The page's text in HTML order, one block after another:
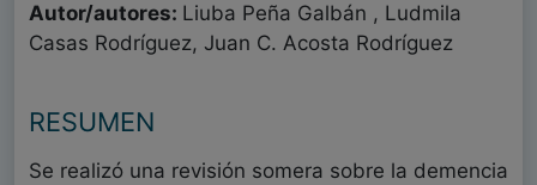
Autor/autores: Liuba Peña Galbán , Ludmila
Casas Rodríguez, Juan C. Acosta Rodríguez
RESUMEN
Se realizó una revisión somera sobre la demencia